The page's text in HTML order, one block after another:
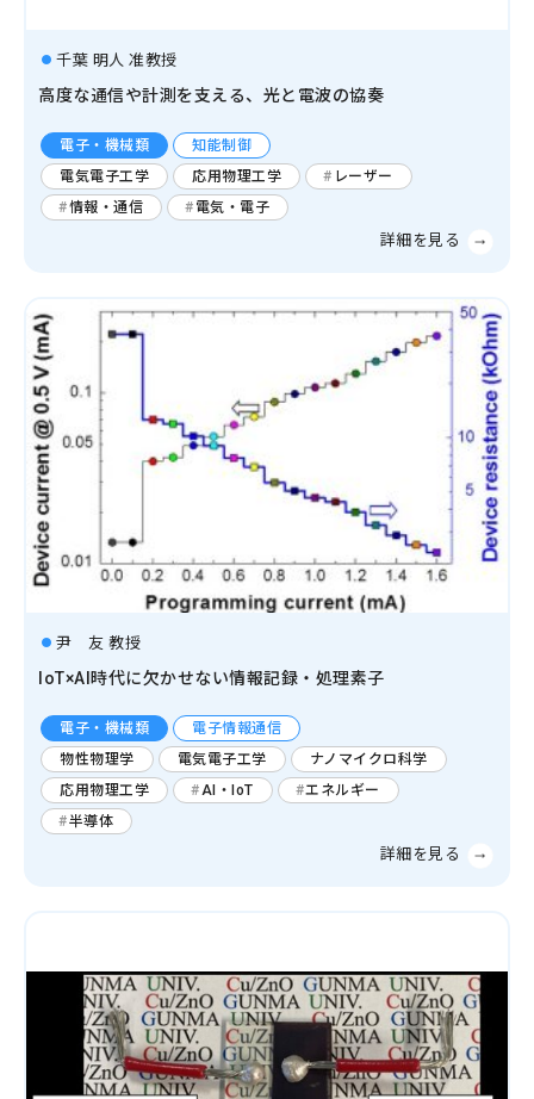
千葉 明人 准教授
高度な通信や計測を支える、光と電波の協奏
電子・機械類
知能制御
電気電子工学
応用物理工学
レーザー
情報・通信
電気・電子
尹 友 教授
IoT×AI時代に欠かせない情報記録・処理素子
電子・機械類
電子情報通信
物性物理学
電気電子工学
ナノマイクロ科学
応用物理工学
AI・IoT
エネルギー
半導体